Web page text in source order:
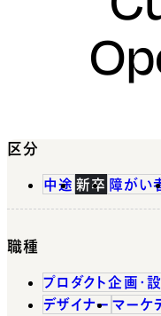
区分
中途 新卒 障がい
職種
プロダクト企画・
デザイナー マーケ